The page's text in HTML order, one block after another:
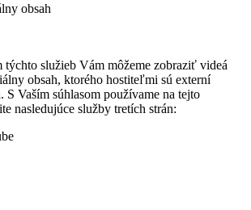
obsah
týchto služieb Vám môžeme zobraziť videá
obsah, ktorého hostiteľmi sú externí
S Vaším súhlasom používame na tejto
nasledujúce služby tretích strán: